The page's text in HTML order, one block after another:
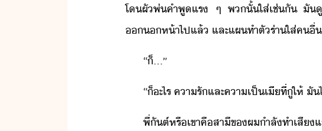
โ​ผั​พ่​คำพู​แร​ ​ๆ​ ​พ​ั้​ใส่​เช่ั​ ​ั
ห้า​ไป​แล้​ ​และ​แผ​ทำตั​ร่า​ใส่​คื่
​“​็​…​”
​“​็​ะไร​ ​คารั​และ​คา​เป็​เี​ที่​ู​ให้​ ​ั
พี่​ัต์​หรื​เขา​คื​สาี​ข​ผ​ำลั​ทำ​เสี​